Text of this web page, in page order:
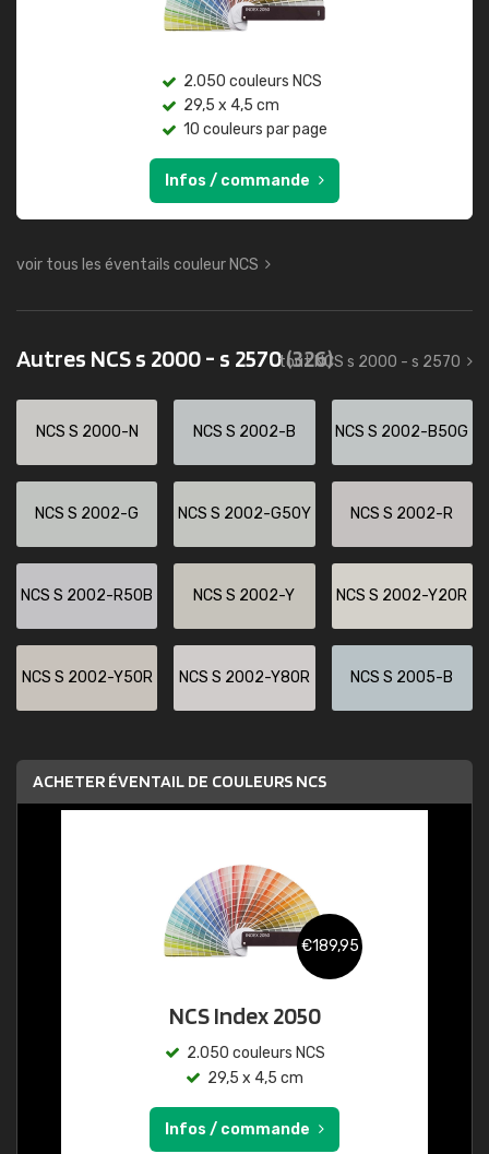
2.050 couleurs NCS
29,5 x 4,5 cm
10 couleurs par page
Infos / commande
voir tous les éventails couleur NCS
Autres NCS s 2000 - s 2570(326)
tout NCS s 2000 - s 2570
NCS S 2000-N NCS S 2002-B NCS S 2002-B50G
NCS S 2002-G NCS S 2002-G50Y NCS S 2002-R
NCS S 2002-R50B NCS S 2002-Y NCS S 2002-Y20R
NCS S 2002-Y50R NCS S 2002-Y80R NCS S 2005-B
ACHETER ÉVENTAIL DE COULEURS NCS
€189,95
NCS Index 2050
2.050 couleurs NCS
29,5 x 4,5 cm
Infos / commande